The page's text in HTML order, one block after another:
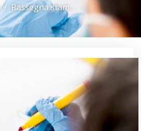
Rassegna stampa